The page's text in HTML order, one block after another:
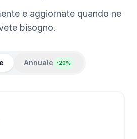
e aggiornate quando ne
bisogno.
Annuale -20%